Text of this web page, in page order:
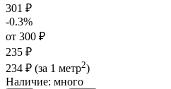
301 ₽
-0.3%
от 300 ₽
235 ₽
234 ₽ (за 1 метр2)
Наличие: много